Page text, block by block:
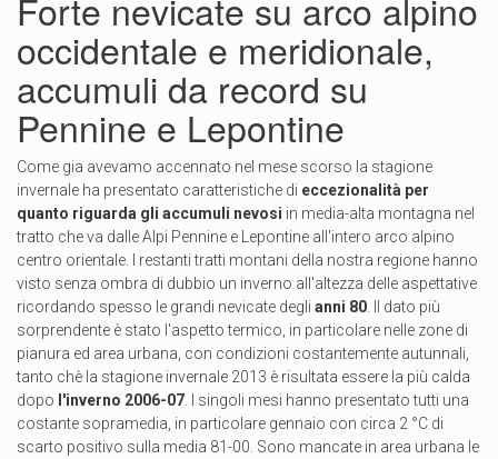
occidentale e meridionale,
accumuli da record su
Pennine e Lepontine
Come gia avevamo accennato nel mese scorso la stagione
invernale ha presentato caratteristiche di eccezionalità per
quanto riguarda gli accumuli nevosi in media-alta montagna nel
tratto che va dalle Alpi Pennine e Lepontine all'intero arco alpino
centro orientale. I restanti tratti montani della nostra regione hanno
visto senza ombra di dubbio un inverno all'altezza delle aspettative
ricordando spesso le grandi nevicate degli anni 80 . Il dato più
sorprendente è stato l'aspetto termico, in particolare nelle zone di
pianura ed area urbana, con condizioni costantemente autunnali,
tanto chè la stagione invernale 2013 è risultata essere la più calda
dopo l'inverno 2006-07 . I singoli mesi hanno presentato tutti una
costante sopramedia, in particolare gennaio con circa 2 °C di
scarto positivo sulla media 81-00. Sono mancate in area urbana le